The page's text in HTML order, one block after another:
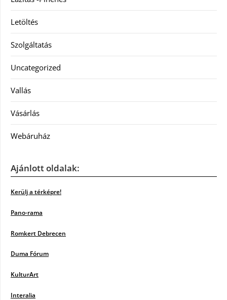
Letöltés
Szolgáltatás
Uncategorized
Vallás
Vásárlás
Webáruház
Ajánlott oldalak:
Kerülj a térképre!
Pano-rama
Romkert Debrecen
Duma Fórum
KulturArt
Interalia